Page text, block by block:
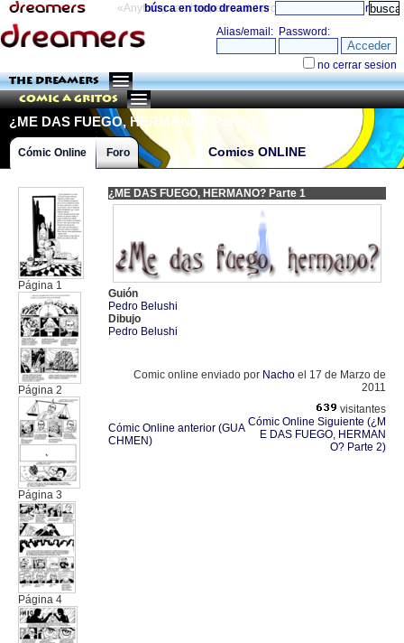
«Anything can happen and it probably will» directorio
búsca en todo dreamers
THE DREAMERS
Comic a Gritos
¿ME DAS FUEGO, HERMANO? Parte 1
Comics ONLINE
Cómic Online Foro
Página 1
Página 2
Página 3
Página 4
¿ME DAS FUEGO, HERMANO? Parte 1
Guión
Pedro Belushi
Dibujo
Pedro Belushi
Comic online enviado por Nacho el 17 de Marzo de
2011
visitantes
Cómic Online anterior (GUA
CHMEN)
Cómic Online Siguiente (¿M
E DAS FUEGO, HERMAN
O? Parte 2)